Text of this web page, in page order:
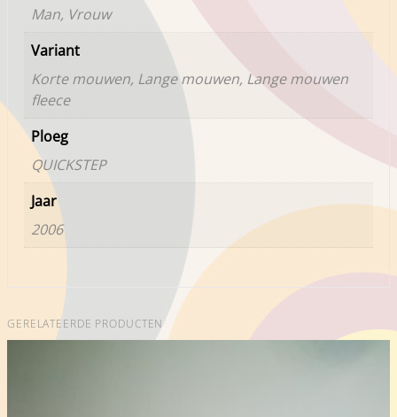
Man, Vrouw
Variant
Korte mouwen, Lange mouwen, Lange mouwen
fleece
Ploeg
QUICKSTEP
Jaar
2006
GERELATEERDE PRODUCTEN